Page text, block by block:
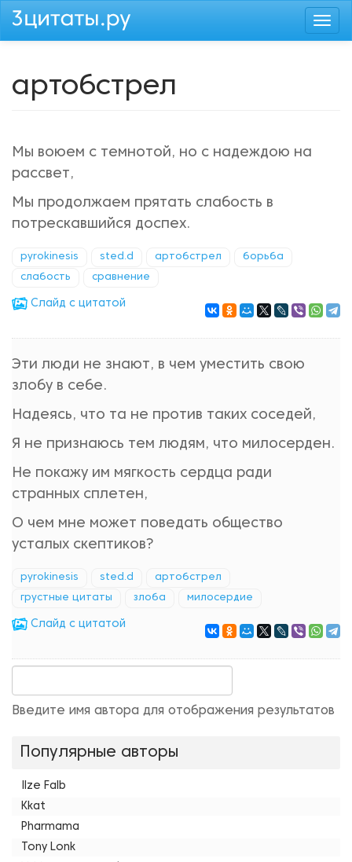
Перейти
артобстрел
Мы воюем с темнотой, но с надеждою на
рассвет,
Мы продолжаем прятать слабость в
потрескавшийся доспех.
pyrokinesis sted.d артобстрел борьба
слабость сравнение
Cлайд с цитатой
Эти люди не знают, в чем уместить свою
злобу в себе.
Надеясь, что та не против таких соседей,
Я не признаюсь тем людям, что милосерден.
Не покажу им мягкость сердца ради
странных сплетен,
О чем мне может поведать общество
усталых скептиков?
pyrokinesis sted.d артобстрел
грустные цитаты злоба милосердие
Cлайд с цитатой
Введите имя автора для отображения результатов
Популярные авторы
Ilze Falb
Kkat
Pharmama
Tony Lonk